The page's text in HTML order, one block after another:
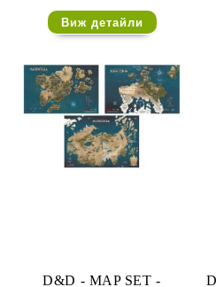
Виж детайли
D&D - MAP SET -